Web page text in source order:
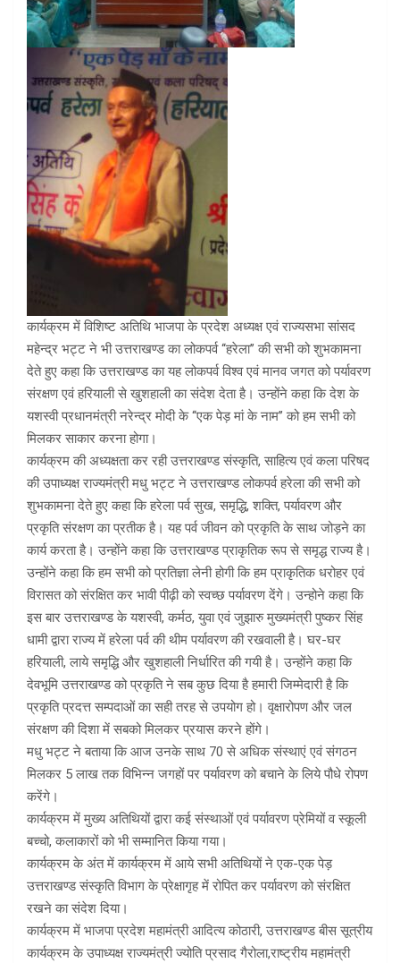
कार्यक्रम में विशिष्ट अतिथि भाजपा के प्रदेश अध्यक्ष एवं राज्यसभा सांसद
महेन्द्र भट्ट ने भी उत्तराखण्ड का लोकपर्व ‘‘हरेला’’ की सभी को शुभकामना
देते हुए कहा कि उत्तराखण्ड का यह लोकपर्व विश्व एवं मानव जगत को पर्यावरण
संरक्षण एवं हरियाली से खुशहाली का संदेश देता है। उन्होंने कहा कि देश के
यशस्वी प्रधानमंत्री नरेन्द्र मोदी के ‘‘एक पेड़ मां के नाम’’ को हम सभी को
मिलकर साकार करना होगा।
कार्यक्रम की अध्यक्षता कर रही उत्तराखण्ड संस्कृति, साहित्य एवं कला परिषद
की उपाध्यक्ष राज्यमंत्री मधु भट्ट ने उत्तराखण्ड लोकपर्व हरेला की सभी को
शुभकामना देते हुए कहा कि हरेला पर्व सुख, समृद्धि, शक्ति, पर्यावरण और
प्रकृति संरक्षण का प्रतीक है। यह पर्व जीवन को प्रकृति के साथ जोड़ने का
कार्य करता है। उन्होंने कहा कि उत्तराखण्ड प्राकृतिक रूप से समृद्ध राज्य है।
उन्होंने कहा कि हम सभी को प्रतिज्ञा लेनी होगी कि हम प्राकृतिक धरोहर एवं
विरासत को संरक्षित कर भावी पीढ़ी को स्वच्छ पर्यावरण देंगे। उन्होने कहा कि
इस बार उत्तराखण्ड के यशस्वी, कर्मठ, युवा एवं जुझारु मुख्यमंत्री पुष्कर सिंह
धामी द्वारा राज्य में हरेला पर्व की थीम पर्यावरण की रखवाली है। घर-घर
हरियाली, लाये समृद्धि और खुशहाली निर्धारित की गयी है। उन्होंने कहा कि
देवभूमि उत्तराखण्ड को प्रकृति ने सब कुछ दिया है हमारी जिम्मेदारी है कि
प्रकृति प्रदत्त सम्पदाओं का सही तरह से उपयोग हो। वृक्षारोपण और जल
संरक्षण की दिशा में सबको मिलकर प्रयास करने होंगे।
मधु भट्ट ने बताया कि आज उनके साथ 70 से अधिक संस्थाएं एवं संगठन
मिलकर 5 लाख तक विभिन्न जगहों पर पर्यावरण को बचाने के लिये पौधे रोपण
करेंगे।
कार्यक्रम में मुख्य अतिथियों द्वारा कई संस्थाओं एवं पर्यावरण प्रेमियों व स्कूली
बच्चो, कलाकारों को भी सम्मानित किया गया।
कार्यक्रम के अंत में कार्यक्रम में आये सभी अतिथियों ने एक-एक पेड़
उत्तराखण्ड संस्कृति विभाग के प्रेक्षागृह में रोपित कर पर्यावरण को संरक्षित
रखने का संदेश दिया।
कार्यक्रम में भाजपा प्रदेश महामंत्री आदित्य कोठारी, उत्तराखण्ड बीस सूत्रीय
कार्यक्रम के उपाध्यक्ष राज्यमंत्री ज्योति प्रसाद गैरोला,राष्ट्रीय महामंत्री